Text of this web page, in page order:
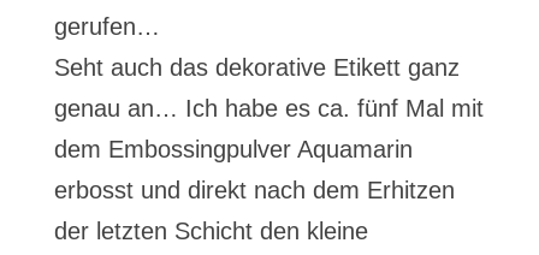
gerufen…
Seht auch das dekorative Etikett ganz
genau an… Ich habe es ca. fünf Mal mit
dem Embossingpulver Aquamarin
erbosst und direkt nach dem Erhitzen
der letzten Schicht den kleine